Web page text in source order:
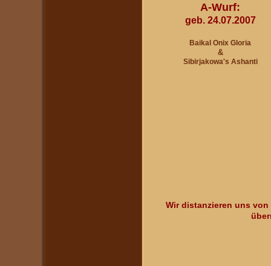
A-Wurf:
geb. 24.07.2007
Baikal Onix Gloria
&
Sibirjakowa's Ashanti
Wir distanzieren uns